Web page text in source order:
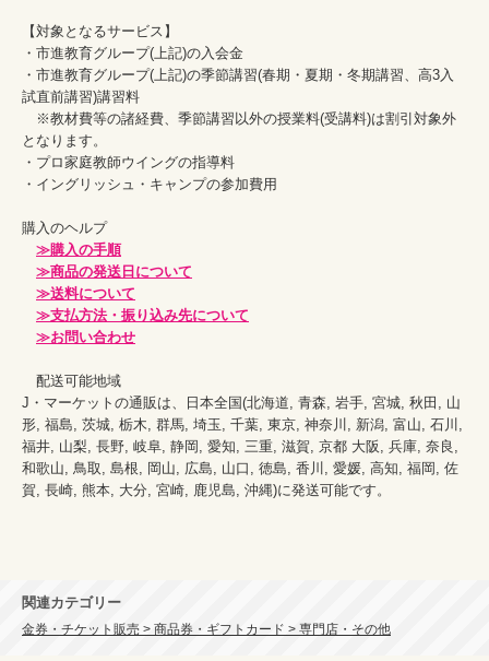
【対象となるサービス】
・市進教育グループ(上記)の入会金
・市進教育グループ(上記)の季節講習(春期・夏期・冬期講習、高3入
試直前講習)講習料
※教材費等の諸経費、季節講習以外の授業料(受講料)は割引対象外
となります。
・プロ家庭教師ウイングの指導料
・イングリッシュ・キャンプの参加費用
購入のヘルプ
≫購入の手順
≫商品の発送日について
≫送料について
≫支払方法・振り込み先について
≫お問い合わせ
配送可能地域
J・マーケットの通販は、日本全国(北海道, 青森, 岩手, 宮城, 秋田, 山
形, 福島, 茨城, 栃木, 群馬, 埼玉, 千葉, 東京, 神奈川, 新潟, 富山, 石川,
福井, 山梨, 長野, 岐阜, 静岡, 愛知, 三重, 滋賀, 京都 大阪, 兵庫, 奈良,
和歌山, 鳥取, 島根, 岡山, 広島, 山口, 徳島, 香川, 愛媛, 高知, 福岡, 佐
賀, 長崎, 熊本, 大分, 宮崎, 鹿児島, 沖縄)に発送可能です。
関連カテゴリー
金券・チケット販売 > 商品券・ギフトカード > 専門店・その他